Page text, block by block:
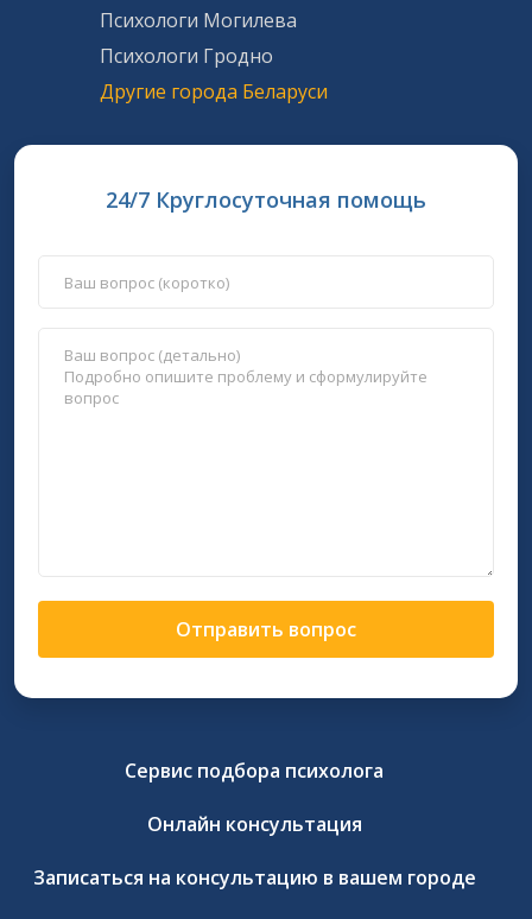
Психологи Могилева
Психологи Гродно
Другие города Беларуси
24/7 Круглосуточная помощь
Отправить вопрос
Сервис подбора психолога
Онлайн консультация
Записаться на консультацию в вашем городе